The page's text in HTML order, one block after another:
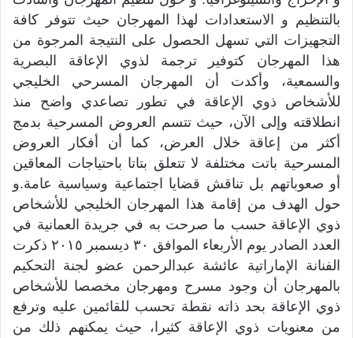
بالتنظيم و الاستعدادات لهذا المهرجان حيث تتوفر كافة
التجهيزات التي تسهل الحصول على النتيجة المرجوة من
هذا المهرجان كتوفير ترجمة لذوي الإعاقة البصرية
والسمعية، وأكدت أن المهرجان المسرحي الخليجي
للأشخاص ذوي الإعاقة في تطور تصاعدي واضح منذ
انطلاقته وإلى الآن، حيث تتسم العروض المسرحية بدمج
أكثر من إعاقة خلال العرض، كما أن أفكار العروض
المسرحية باتت مختلفة لا تتعلق بتاتا باحتياجات المعاقين
أو صعوباتهم بل تناقش قضايا اجتماعية وسياسية عامة. و
حول الهدف من إقامة هذا المهرجان الخليجي للأشخاص
ذوي الإعاقة حسب ما صرحت به في جريدة العمانية في
العدد الصادر يوم الأربعاء الموافق ٣٠ ديسمبر ٢٠١٥ ذكرت
الفنانة الإماراتية عائشة عبدالرحمن عضو لجنة التحكيم
بالمهرجان أن وجود مسرح ومهرجان مخصصا للأشخاص
ذوي الإعاقة بحد ذاته نقطة تحسب للقائمين عليه وترفع
من معنويات ذوي الإعاقة كثيرا، حيث يمكنهم ذلك من